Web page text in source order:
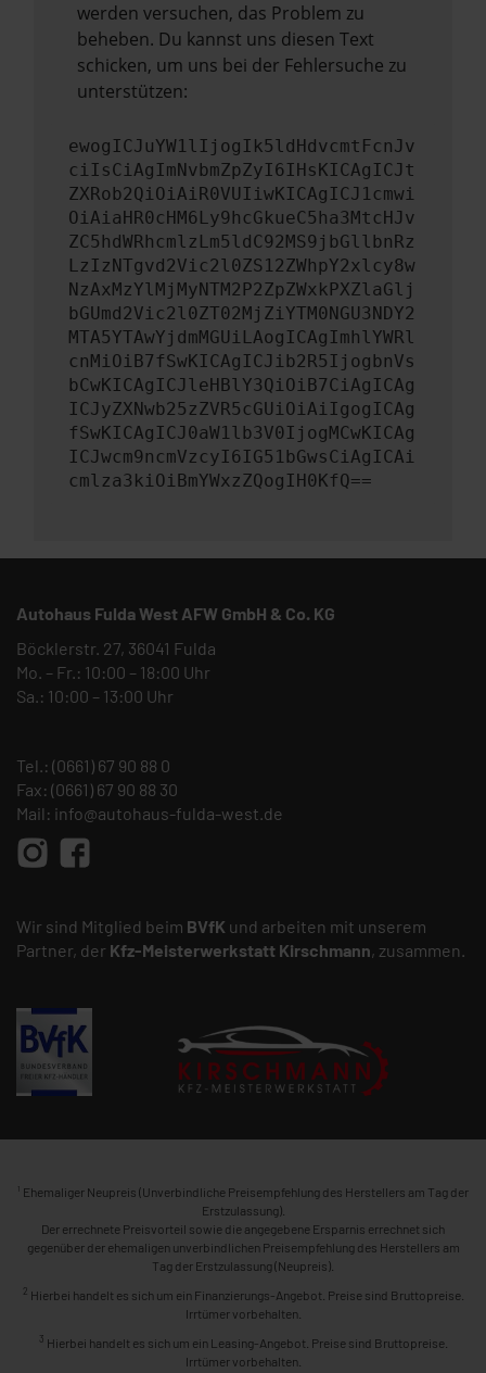
werden versuchen, das Problem zu
beheben. Du kannst uns diesen Text
schicken, um uns bei der Fehlersuche zu
unterstützen:
ewogICJuYW1lIjogIk5ldHdvcmtFcnJv
ciIsCiAgImNvbmZpZyI6IHsKICAgICJt
ZXRob2QiOiAiR0VUIiwKICAgICJ1cmwi
OiAiaHR0cHM6Ly9hcGkueC5ha3MtcHJv
ZC5hdWRhcmlzLm5ldC92MS9jbGllbnRz
LzIzNTgvd2Vic2l0ZS12ZWhpY2xlcy8w
NzAxMzYlMjMyNTM2P2ZpZWxkPXZlaGlj
bGUmd2Vic2l0ZT02MjZiYTM0NGU3NDY2
MTA5YTAwYjdmMGUiLAogICAgImhlYWRl
cnMiOiB7fSwKICAgICJib2R5IjogbnVs
bCwKICAgICJleHBlY3QiOiB7CiAgICAg
ICJyZXNwb25zZVR5cGUiOiAiIgogICAg
fSwKICAgICJ0aW1lb3V0IjogMCwKICAg
ICJwcm9ncmVzcyI6IG51bGwsCiAgICAi
cmlza3kiOiBmYWxzZQogIH0KfQ==
Autohaus Fulda West AFW GmbH & Co. KG
Böcklerstr. 27, 36041 Fulda
Mo. – Fr.: 10:00 – 18:00 Uhr
Sa.: 10:00 – 13:00 Uhr
Tel.: (0661) 67 90 88 0
Fax: (0661) 67 90 88 30
Mail: info@autohaus-fulda-west.de
Wir sind Mitglied beim BVfK und arbeiten mit unserem
Partner, der Kfz-Meisterwerkstatt Kirschmann, zusammen.
1 Ehemaliger Neupreis (Unverbindliche Preisempfehlung des Herstellers am Tag der
Erstzulassung).
Der errechnete Preisvorteil sowie die angegebene Ersparnis errechnet sich
gegenüber der ehemaligen unverbindlichen Preisempfehlung des Herstellers am
Tag der Erstzulassung (Neupreis).
2 Hierbei handelt es sich um ein Finanzierungs-Angebot. Preise sind Bruttopreise.
Irrtümer vorbehalten.
3 Hierbei handelt es sich um ein Leasing-Angebot. Preise sind Bruttopreise.
Irrtümer vorbehalten.